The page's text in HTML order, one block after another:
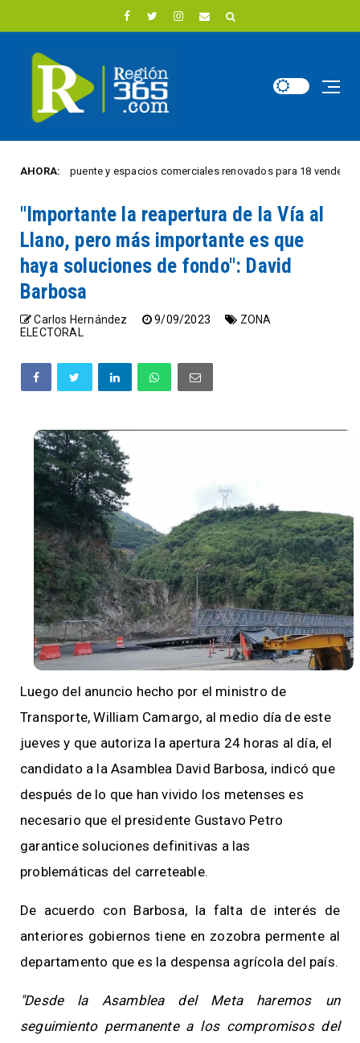
AHORA:
puente y espacios comerciales renovados para 18 vendedores
"Importante la reapertura de la Vía al
Llano, pero más importante es que
haya soluciones de fondo": David
Barbosa
Carlos Hernández 9/09/2023
ZONA
ELECTORAL
Luego del anuncio hecho por el ministro de
Transporte, William Camargo, al medio día de este
jueves y que autoriza la apertura 24 horas al día, el
candidato a la Asamblea David Barbosa, indicó que
después de lo que han vivido los metenses es
necesario que el presidente Gustavo Petro
garantice soluciones definitivas a las
problemáticas del carreteable.
De acuerdo con Barbosa, la falta de interés de
anteriores gobiernos tiene en zozobra permente al
departamento que es la despensa agrícola del país.
"Desde la Asamblea del Meta haremos un
seguimiento permanente a los compromisos del